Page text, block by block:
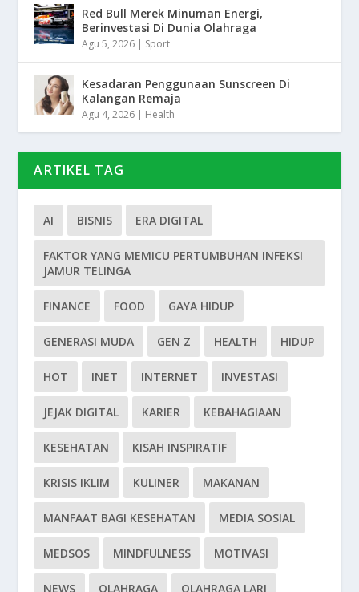
Red Bull Merek Minuman Energi,
Berinvestasi Di Dunia Olahraga
Agu 5, 2026 | Sport
Kesadaran Penggunaan Sunscreen Di
Kalangan Remaja
Agu 4, 2026 | Health
ARTIKEL TAG
AI BISNIS ERA DIGITAL
FAKTOR YANG MEMICU PERTUMBUHAN INFEKSI
JAMUR TELINGA
FINANCE FOOD GAYA HIDUP
GENERASI MUDA GEN Z HEALTH HIDUP
HOT INET INTERNET INVESTASI
JEJAK DIGITAL KARIER KEBAHAGIAAN
KESEHATAN KISAH INSPIRATIF
KRISIS IKLIM KULINER MAKANAN
MANFAAT BAGI KESEHATAN MEDIA SOSIAL
MEDSOS MINDFULNESS MOTIVASI
NEWS OLAHRAGA OLAHRAGA LARI